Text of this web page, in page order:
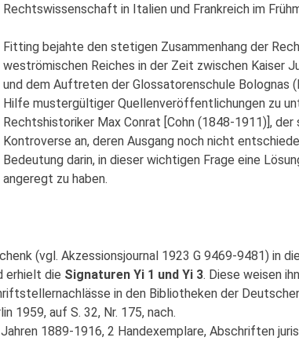
Rechtswissenschaft in Italien und Frankreich im
Fitting bejahte den stetigen Zusammenhang der
weströmischen Reiches in der Zeit zwischen Kaiser
und dem Auftreten der Glossatorenschule Bolognas
Hilfe mustergültiger Quellenveröffentlichungen zu
Rechtshistoriker Max Conrat [Cohn (1848-1911)],
Kontroverse an, deren Ausgang noch nicht
Bedeutung darin, in dieser wichtigen Frage eine
angeregt zu haben.
(vgl. Akzessionsjournal 1923 G 9469-9481) in die
erhielt die Signaturen Yi 1 und Yi 3. Diese weisen
in den Bibliotheken der
1959, auf S. 32, Nr. 175, nach.
1889-1916, 2 Handexemplare, Abschriften